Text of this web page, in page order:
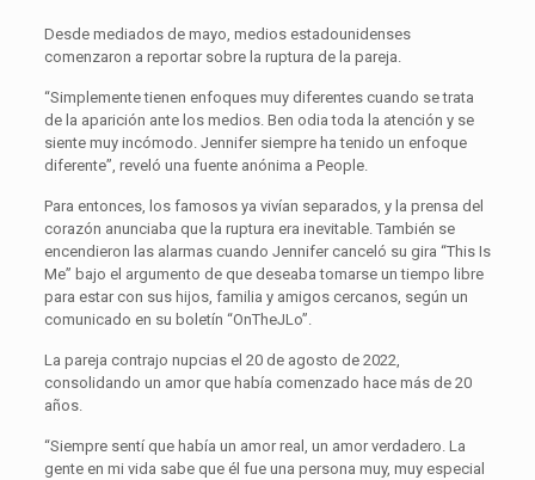
Desde mediados de mayo, medios estadounidenses
comenzaron a reportar sobre la ruptura de la pareja.
“Simplemente tienen enfoques muy diferentes cuando se trata
de la aparición ante los medios. Ben odia toda la atención y se
siente muy incómodo. Jennifer siempre ha tenido un enfoque
diferente”, reveló una fuente anónima a People.
Para entonces, los famosos ya vivían separados, y la prensa del
corazón anunciaba que la ruptura era inevitable. También se
encendieron las alarmas cuando Jennifer canceló su gira “This Is
Me” bajo el argumento de que deseaba tomarse un tiempo libre
para estar con sus hijos, familia y amigos cercanos, según un
comunicado en su boletín “OnTheJLo”.
La pareja contrajo nupcias el 20 de agosto de 2022,
consolidando un amor que había comenzado hace más de 20
años.
“Siempre sentí que había un amor real, un amor verdadero. La
gente en mi vida sabe que él fue una persona muy, muy especial